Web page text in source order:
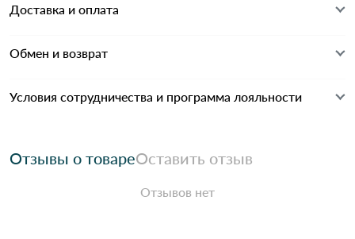
Доставка и оплата
Обмен и возврат
Условия сотрудничества и программа лояльности
Отзывы о товареОставить отзыв
Отзывов нет